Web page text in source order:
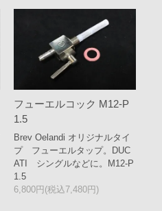
フューエルコック M12-P
1.5
Brev Oelandi オリジナルタイ
プ フューエルタップ。DUC
ATI シングルなどに。M12-P
1.5
6,800円(税込7,480円)